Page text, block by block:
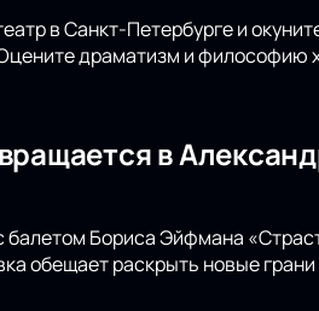
в Санкт-Петербурге и
драматизм и философию
в
балетом Бориса Эйфмана
обещает раскрыть новые